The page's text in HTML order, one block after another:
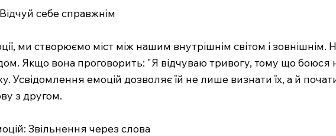
себе справжнім
ми створюємо міст між нашим внутрішнім світом і зовнішнім.
Якщо вона проговорить: "Я відчуваю тривогу, тому що
Усвідомлення емоцій дозволяє їй не лише визнати їх, а й
з другом.
Звільнення через слова